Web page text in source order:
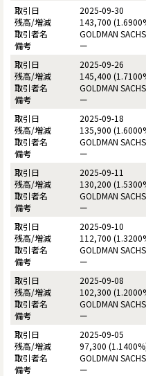
2025-09-30
143,700
GOLDMAN
ー
2025-09-26
145,400
GOLDMAN
ー
2025-09-18
135,900
GOLDMAN
ー
2025-09-11
130,200
GOLDMAN
ー
2025-09-10
112,700
GOLDMAN
ー
2025-09-08
102,300
GOLDMAN
ー
2025-09-05
97,300
GOLDMAN
ー